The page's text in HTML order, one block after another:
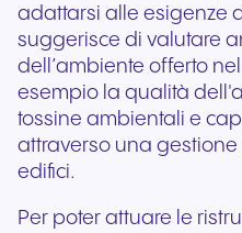
adattarsi alle esigenze
suggerisce di valutare
dell’ambiente offerto
esempio la qualità
tossine ambientali e
attraverso una
edifici.
Per poter attuare le